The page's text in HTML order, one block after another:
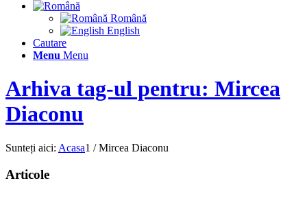
Română
English
Cautare
Menu Menu
Arhiva tag-ul pentru: Mircea
Diaconu
Sunteți aici: Acasa1 / Mircea Diaconu
Articole